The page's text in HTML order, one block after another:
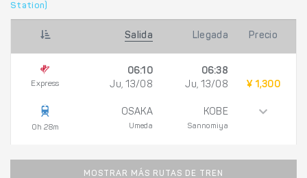
Station)
Salida Llegada Precio
Express
0h 28m
06:10
Ju, 13/08
OSAKA
Umeda
06:38
Ju, 13/08
KOBE
Sannomiya
¥ 1,300
MOSTRAR MÁS RUTAS DE TREN